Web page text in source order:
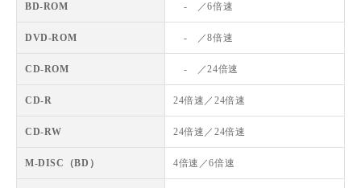
BD-ROM - ／6倍速
DVD-ROM - ／8倍速
CD-ROM - ／24倍速
CD-R 24倍速／24倍速
CD-RW 24倍速／24倍速
M-DISC（BD） 4倍速／6倍速